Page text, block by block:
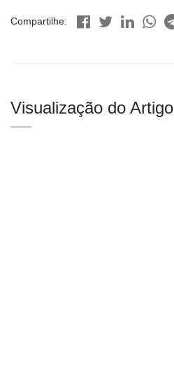
Compartilhe:
Visualização do Artigo